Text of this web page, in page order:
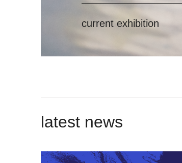
current exhibition
latest news